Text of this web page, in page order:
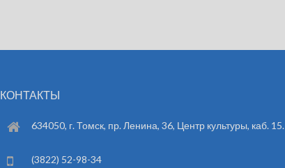
КОНТАКТЫ
634050, г. Томск, пр. Ленина, 36, Центр культуры, каб. 15.
(3822) 52-98-34